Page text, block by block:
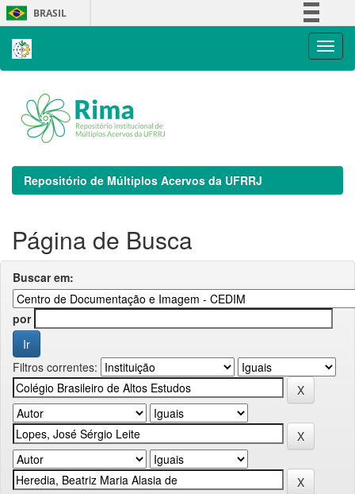
Skip
navigation
BRASIL
Repositório de Múltiplos Acervos da UFRRJ
Página de Busca
Buscar em:
por
Filtros correntes: